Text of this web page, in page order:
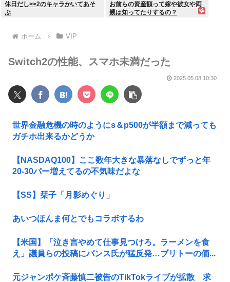
休日だし>>2のキャラかいてあそ
ぶ
お前らの資産額って嫁や彼女や両
親は知ってたりするの？
ホーム VIP
Switch2の性能、スマホ未満だった
2025.05.08 10:30
世界金融危機の時のようにs＆p500が半額まで減っても
ガチホ出来るかどうか
【NASDAQ100】ここ数年大きな暴落なしでずっと年
20-30パー増えてるの不気味だよな
【SS】栞子「月影めぐり」
あいつほんま何とでもコラボするわ
【米国】「泣き言やめて仕事見つけろ。ラーメンを食
え」議員らの投稿にバンス氏が猛反発…ブリトーの価...
元ジャンポケ斉藤慎二被告のTikTokライブが拡散 求